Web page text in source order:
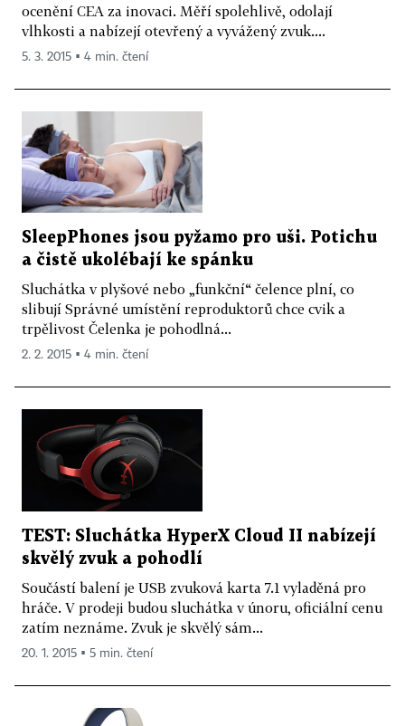
ocenění CEA za inovaci. Měří spolehlivě, odolají
vlhkosti a nabízejí otevřený a vyvážený zvuk....
5. 3. 2015 ▪ 4 min. čtení
SleepPhones jsou pyžamo pro uši. Potichu
a čistě ukolébají ke spánku
Sluchátka v plyšové nebo „funkční“ čelence plní, co
slibují Správné umístění reproduktorů chce cvik a
trpělivost Čelenka je pohodlná...
2. 2. 2015 ▪ 4 min. čtení
TEST: Sluchátka HyperX Cloud II nabízejí
skvělý zvuk a pohodlí
Součástí balení je USB zvuková karta 7.1 vyladěná pro
hráče. V prodeji budou sluchátka v únoru, oficiální cenu
zatím neznáme. Zvuk je skvělý sám...
20. 1. 2015 ▪ 5 min. čtení